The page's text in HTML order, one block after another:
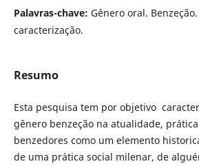
Palavras-chave: Gênero oral.
caracterização.
Resumo
Esta pesquisa tem por objetivo
gênero benzeção na atualidade,
benzedores como um elemento
de uma prática social milenar, de